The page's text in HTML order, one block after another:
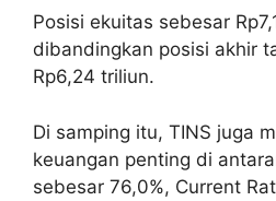
Posisi ekuitas sebesar
dibandingkan posisi akhir
Rp6,24 triliun.
Di samping itu, TINS juga
keuangan penting di
sebesar 76,0%, Current